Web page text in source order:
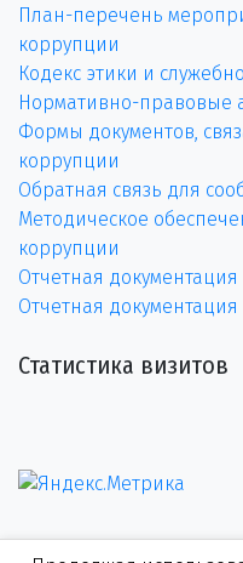
План-перечень
коррупции
Кодекс этики и
Нормативно-правовые
Формы документов,
коррупции
Обратная связь для
Методическое
коррупции
Отчетная
Отчетная
Статистика визитов